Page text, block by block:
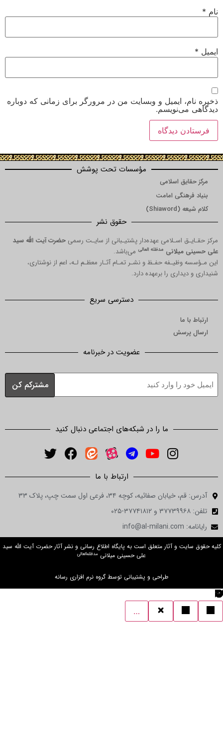
ایمیل و وبسایت من در مرورگر برای زمانی که دوباره
مؤسسات تحت پوشش
اسلامی
امامت
حقوق نشر
اسـلامی عهده‌دار پشتیـبانی از سایـت رسمی حضرت آیت الله سید
مدظله العالیمی‌باشد.
حفـظ و نشـر تمـام آثـار معظـم لـه، اعم از نوشتاری،
را برعهده دارد.
دسترسی سریع
عضویت در خبرنامه
ما را در شبکه‌های اجتماعی دنبال کنید
ارتباط با ما
صفائیه، کوچه ۳۴، فرعی اول سمت چپ، پلاک ۳۳
و آثار متعلق است به پایگاه اطلاع رسانی و نشر آثار حضرت آیت الله سید
علی حسینی میلانی مدظله‌العالی
طراحی و پشتیبانی توسط گروه نرم افزاری رسانه